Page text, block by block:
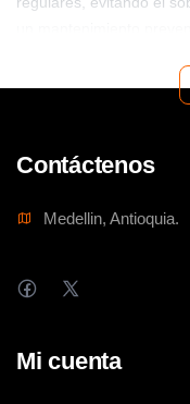
fugas. Para una mayor
componentes
Contáctenos
Medellin, Antioquia.
Mi cuenta